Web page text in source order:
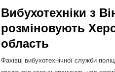
Вибухотехніки з
розміновують
область
Фахівці вибухотехнічної служби